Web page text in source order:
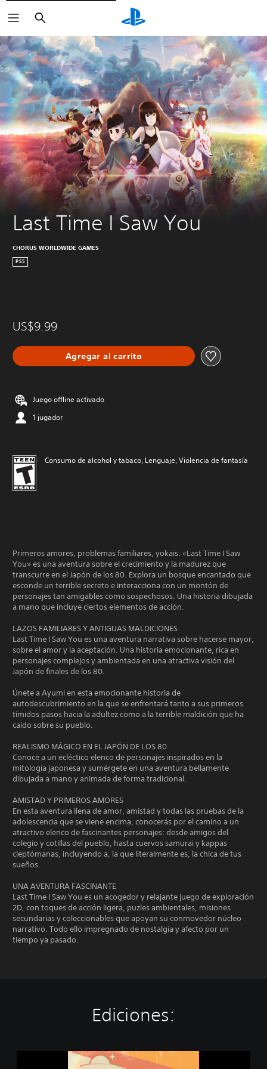
Buscar
Last Time I Saw You
CHORUS WORLDWIDE GAMES
PS5
US$9.99
Agregar al carrito
Juego offline activado
1 jugador
Consumo de alcohol y tabaco, Lenguaje, Violencia de fantasía
Primeros amores, problemas familiares, yokais. «Last Time I Saw
You» es una aventura sobre el crecimiento y la madurez que
transcurre en el Japón de los 80. Explora un bosque encantado que
esconde un terrible secreto e interacciona con un montón de
personajes tan amigables como sospechosos. Una historia dibujada
a mano que incluye ciertos elementos de acción.
LAZOS FAMILIARES Y ANTIGUAS MALDICIONES
Last Time I Saw You es una aventura narrativa sobre hacerse mayor,
sobre el amor y la aceptación. Una historia emocionante, rica en
personajes complejos y ambientada en una atractiva visión del
Japón de finales de los 80.
Únete a Ayumi en esta emocionante historia de
autodescubrimiento en la que se enfrentará tanto a sus primeros
tímidos pasos hacia la adultez como a la terrible maldición que ha
caído sobre su pueblo.
REALISMO MÁGICO EN EL JAPÓN DE LOS 80
Conoce a un ecléctico elenco de personajes inspirados en la
mitología japonesa y sumérgete en una aventura bellamente
dibujada a mano y animada de forma tradicional.
AMISTAD Y PRIMEROS AMORES
En esta aventura llena de amor, amistad y todas las pruebas de la
adolescencia que se viene encima, conocerás por el camino a un
atractivo elenco de fascinantes personajes: desde amigos del
colegio y cotillas del pueblo, hasta cuervos samurai y kappas
cleptómanas, incluyendo a, la que literalmente es, la chica de tus
sueños.
UNA AVENTURA FASCINANTE
Last Time I Saw You es un acogedor y relajante juego de exploración
2D, con toques de acción ligera, puzles ambientales, misiones
secundarias y coleccionables que apoyan su conmovedor núcleo
narrativo. Todo ello impregnado de nostalgia y afecto por un
tiempo ya pasado.
Ediciones: